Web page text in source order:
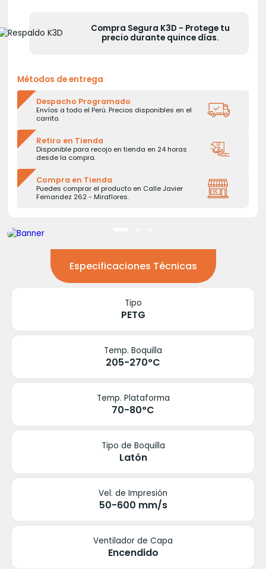
Compra Segura K3D - Protege tu
precio durante quince días.
Métodos de entrega
Despacho Programado
Envíos a todo el Perú. Precios disponibles en el
carrito.
Retiro en Tienda
Disponible para recojo en tienda en 24 horas
desde la compra.
Compra en Tienda
Puedes comprar el producto en Calle Javier
Fernandez 262 - Miraflores.
Especificaciones Técnicas
Tipo
PETG
Temp. Boquilla
205-270°C
Temp. Plataforma
70-80°C
Tipo de Boquilla
Latón
Vel. de Impresión
50-600 mm/s
Ventilador de Capa
Encendido